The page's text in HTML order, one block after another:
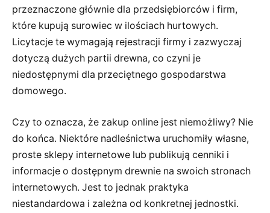
przeznaczone głównie dla przedsiębiorców i firm,
które kupują surowiec w ilościach hurtowych.
Licytacje te wymagają rejestracji firmy i zazwyczaj
dotyczą dużych partii drewna, co czyni je
niedostępnymi dla przeciętnego gospodarstwa
domowego.
Czy to oznacza, że zakup online jest niemożliwy? Nie
do końca. Niektóre nadleśnictwa uruchomiły własne,
proste sklepy internetowe lub publikują cenniki i
informacje o dostępnym drewnie na swoich stronach
internetowych. Jest to jednak praktyka
niestandardowa i zależna od konkretnej jednostki.